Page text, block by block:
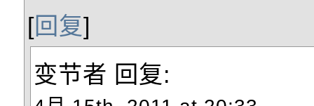
[回复]
变节者 回复: